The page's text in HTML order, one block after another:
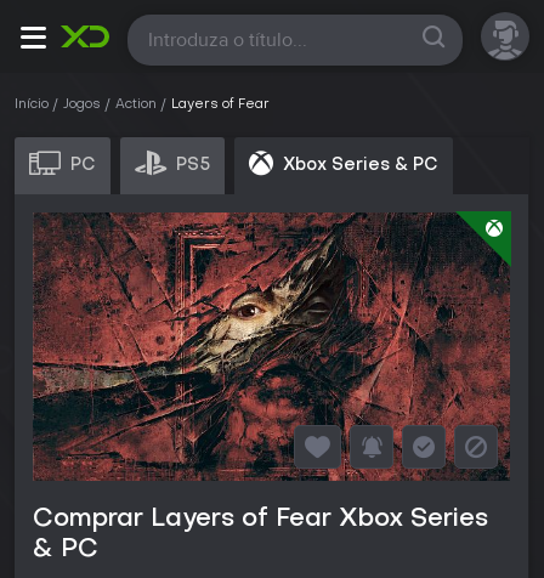
Todas
Início Jogos Action Layers of Fear
PC PS5 Xbox Series & PC
Comprar Layers of Fear Xbox Series
& PC